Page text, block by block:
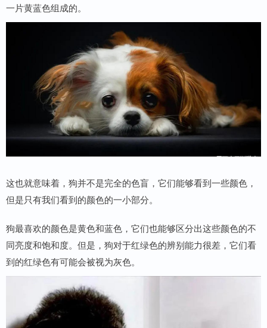
一片黄蓝色组成的。
这也就意味着，狗并不是完全的色盲，它们能够看到一些颜色，
但是只有我们看到的颜色的一小部分。
狗最喜欢的颜色是黄色和蓝色，它们也能够区分出这些颜色的不
同亮度和饱和度。但是，狗对于红绿色的辨别能力很差，它们看
到的红绿色有可能会被视为灰色。